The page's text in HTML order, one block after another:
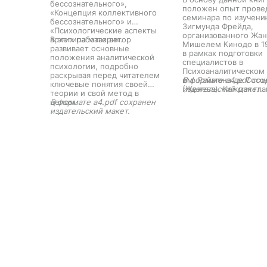
бессознательного»,
«Концепция коллективного
бессознательного» и
«Психологические аспекты
архетипа матери».
В этих работах автор
развивает основные
положения аналитической
психологии, подробно
раскрывая перед читателем
ключевые понятия своей
теории и свой метод в
целом.
В формате a4.pdf сохранен
издательский макет.
положен опыт
семинара по
Зигмунда Фрейда,
организованного
Мишелем Кинодо в
в рамках подготовки
специалистов в
Психоаналитическом
им. Раймона де
(Женева). Каждая
В формате a4.pdf
издательский макет.